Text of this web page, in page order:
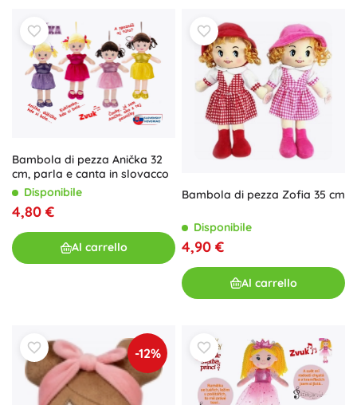
Bambola di pezza Anička 32
cm, parla e canta in slovacco
Disponibile
4,80 €
Al carrello
Bambola di pezza Zofia 35 cm
Disponibile
4,90 €
Al carrello
-12%